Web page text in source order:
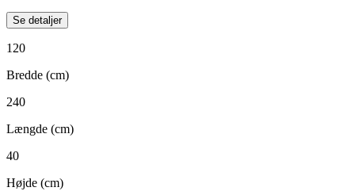
Se detaljer
120
Bredde (cm)
240
Længde (cm)
40
Højde (cm)